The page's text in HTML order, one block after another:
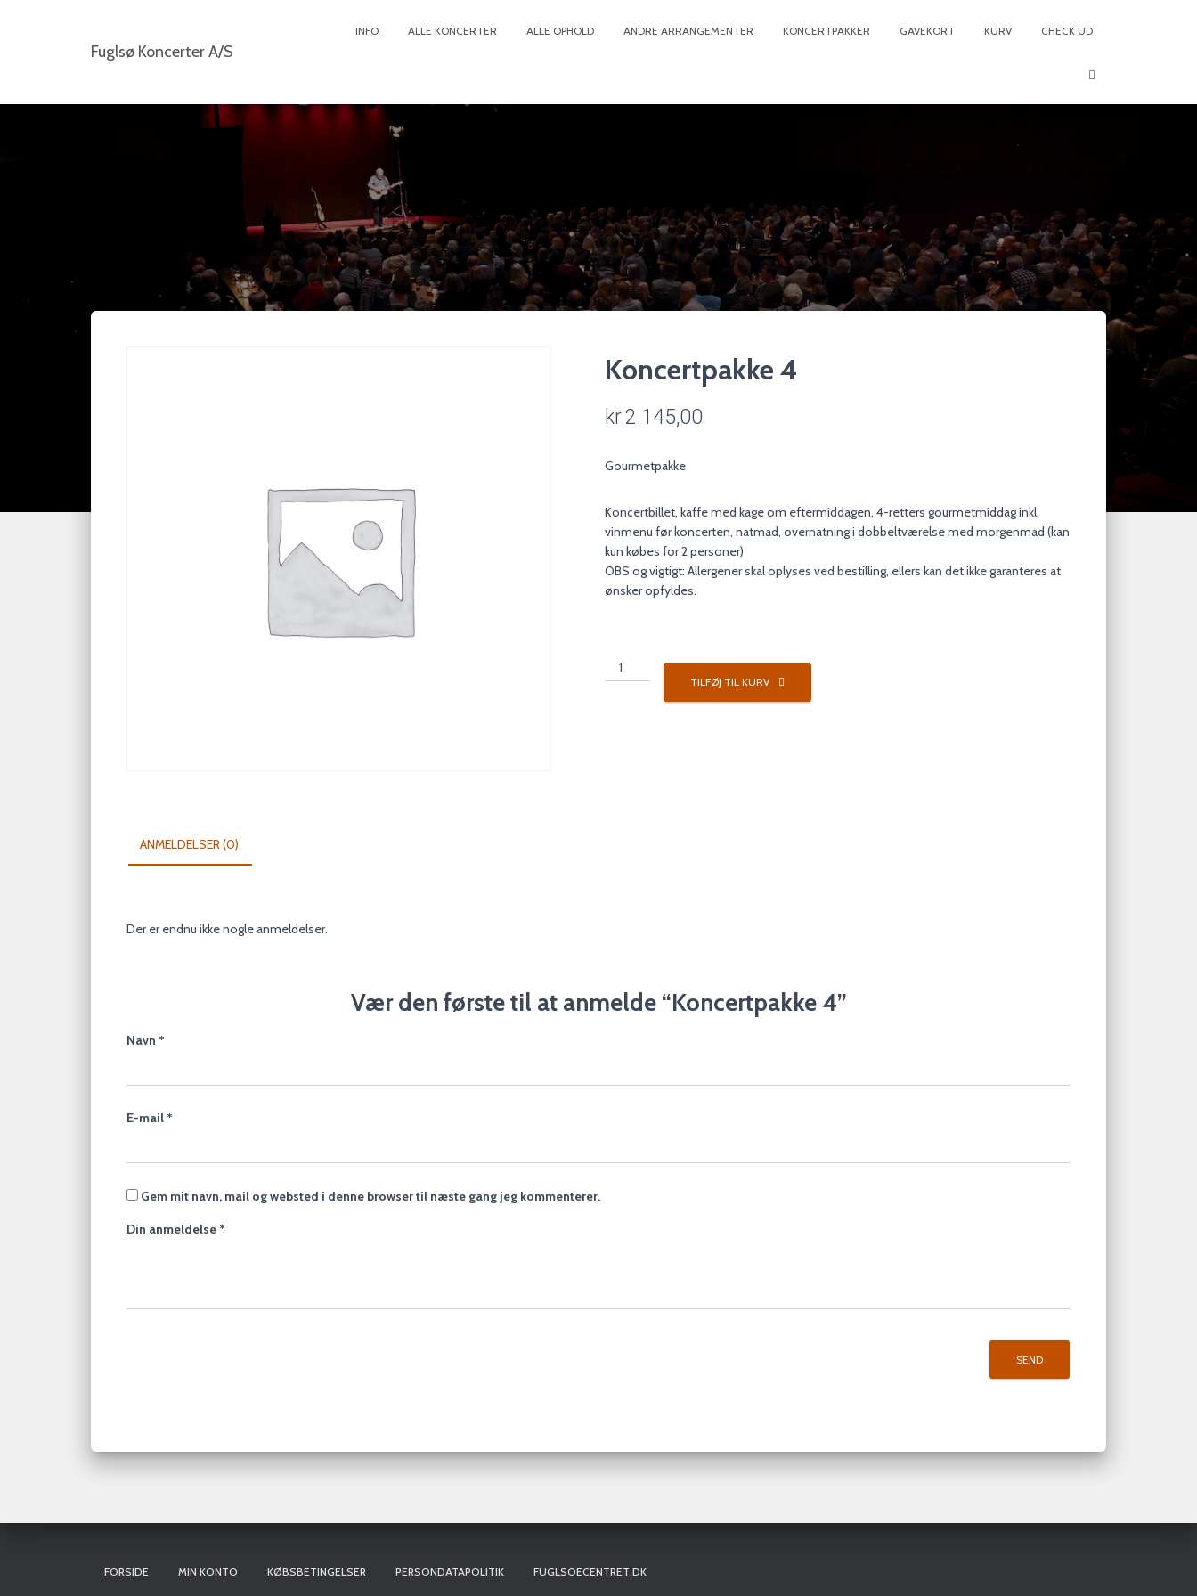
Fuglsø Koncerter A/S
INFO ALLE KONCERTER ALLE OPHOLD ANDRE ARRANGEMENTER KONCERTPAKKER GAVEKORT KURV CHECK UD
Koncertpakke 4
kr.2.145,00
Gourmetpakke
Koncertbillet, kaffe med kage om eftermiddagen, 4-retters gourmetmiddag inkl.
vinmenu før koncerten, natmad, overnatning i dobbeltværelse med morgenmad (kan
kun købes for 2 personer)
OBS og vigtigt: Allergener skal oplyses ved bestilling, ellers kan det ikke garanteres at
ønsker opfyldes.
Koncertpakke
4
TILFØJ TIL KURV
ANMELDELSER (0)
Der er endnu ikke nogle anmeldelser.
Vær den første til at anmelde “Koncertpakke 4”
Navn *
E-mail *
Gem mit navn, mail og websted i denne browser til næste gang jeg kommenterer.
Din anmeldelse *
FORSIDE MIN KONTO KØBSBETINGELSER PERSONDATAPOLITIK FUGLSOECENTRET.DK